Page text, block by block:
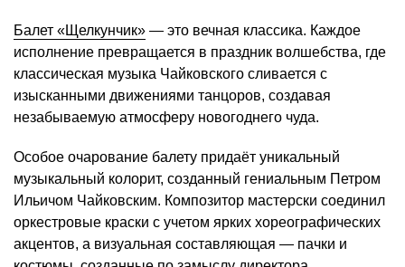
Балет «Щелкунчик» — это вечная классика. Каждое
исполнение превращается в праздник волшебства, где
классическая музыка Чайковского сливается с
изысканными движениями танцоров, создавая
незабываемую атмосферу новогоднего чуда.
Особое очарование балету придаёт уникальный
музыкальный колорит, созданный гениальным Петром
Ильичом Чайковским. Композитор мастерски соединил
оркестровые краски с учетом ярких хореографических
акцентов, а визуальная составляющая — пачки и